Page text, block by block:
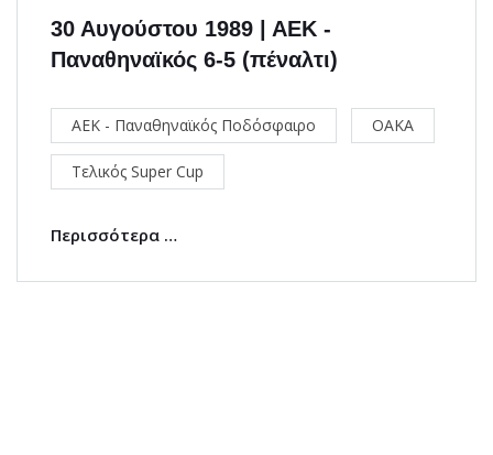
30 Αυγούστου 1989 | ΑΕΚ -
Παναθηναϊκός 6-5 (πέναλτι)
ΑΕΚ - Παναθηναϊκός Ποδόσφαιρο ΟΑΚΑ
Τελικός Super Cup
Περισσότερα …